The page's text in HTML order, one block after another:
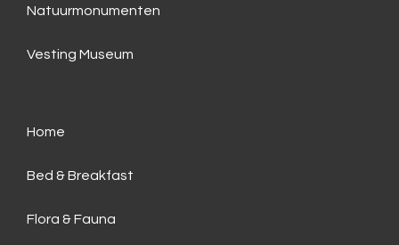
Natuurmonumenten
Vesting Museum
Home
Bed & Breakfast
Flora & Fauna